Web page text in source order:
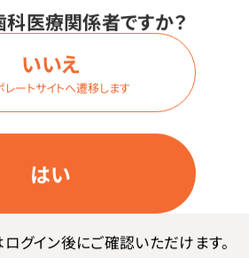
医療関係者ですか？
はい
いいえ
レートサイトへ遷移します
ログイン後にご確認いただけます。
不純物を含まないので安心！
ル配合除菌シート。
出しすぎても、閉めるのが楽です。